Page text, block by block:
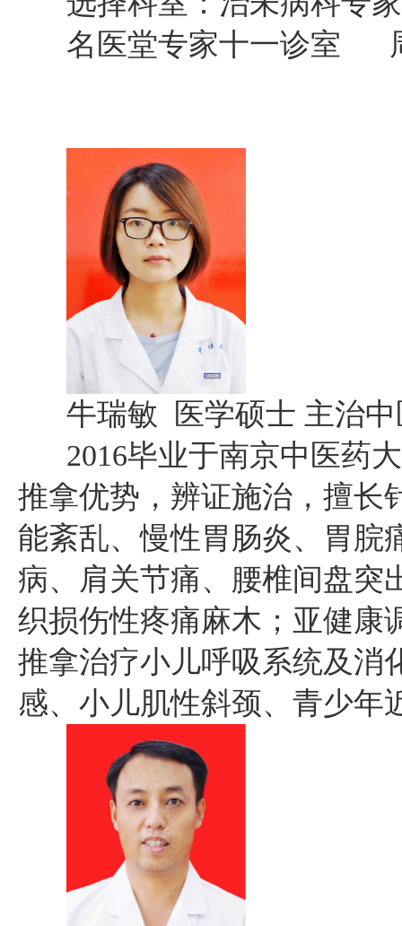
名医堂专家十一诊室
牛瑞敏 医学硕士 主治中
2016毕业于南京中医药大
推拿优势，辨证施治，擅长
能紊乱、慢性胃肠炎、胃脘
病、肩关节痛、腰椎间盘突
织损伤性疼痛麻木；亚健康
推拿治疗小儿呼吸系统及消
感、小儿肌性斜颈、青少年